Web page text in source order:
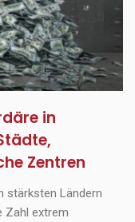
in
Zentren
stärksten Ländern
Zahl extrem